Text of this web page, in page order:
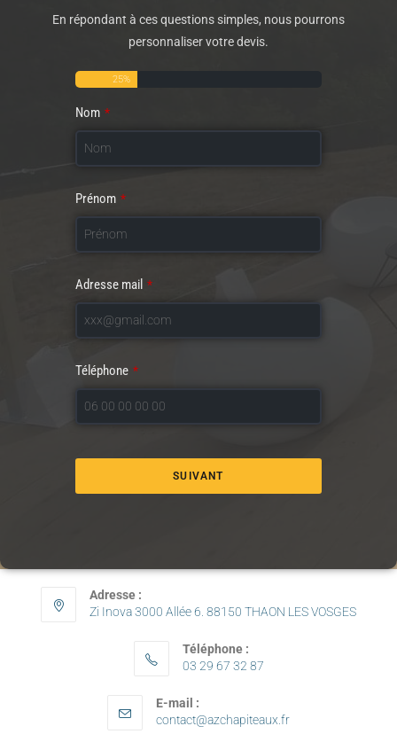
En répondant à ces questions simples, nous pourrons
personnaliser votre devis.
25%
Nom *
Prénom *
Adresse mail *
Téléphone *
SUIVANT
Adresse :
Zi Inova 3000 Allée 6. 88150 THAON LES VOSGES
Téléphone :
03 29 67 32 87
E-mail :
contact@azchapiteaux.fr